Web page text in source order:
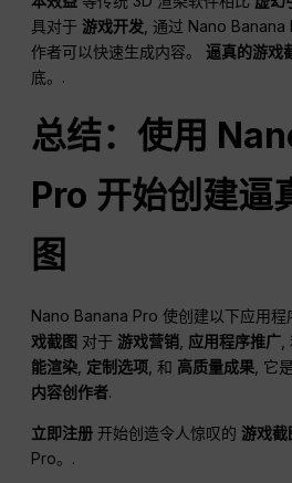
具对于 游戏开发 , 通过 Nano
作者可以快速生成内容。 逼真的游戏
底。.
总结：使用
Pro 开始创建逼
图
Nano Banana Pro 使创建以下应用程
戏截图 对于 游戏营销 应用程序推广
能渲染 定制选项 , 和 高质量成果 , 它是
内容创作者.
立即注册 开始创造令人惊叹的 游戏截
Pro。.